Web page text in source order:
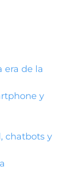
era de la
y
chatbots y